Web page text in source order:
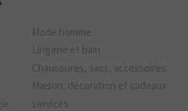
Mode homme
Lingerie et bain
Chaussures, sacs, accessoires
Maison, décoration et cadeaux
services